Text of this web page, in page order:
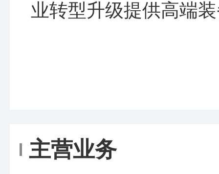
业转型升级提供高端
主营业务